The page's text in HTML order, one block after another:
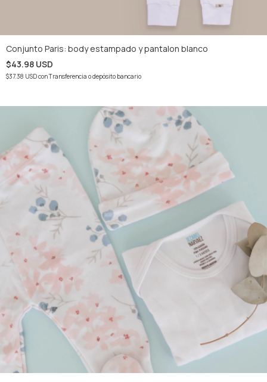
Conjunto Paris: body estampado y pantalon blanco
$43.98 USD
$37.38 USDconTransferencia o depósito bancario